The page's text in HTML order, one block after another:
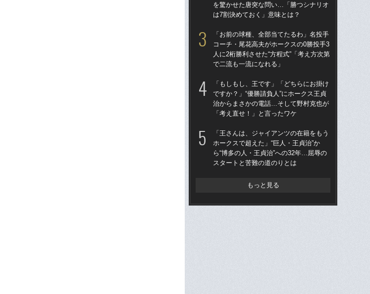
を驚かせた唐突な問い…「勝つシナリオ
は7割決めておく」意味とは？
「お前の球種、全部当てたるわ」名投手
コーチ・尾花高夫がホークスの0勝投手3
人に2桁勝利させた“方程式”「考え方次第
で二流も一流になれる」
「もしもし、王です」「どちらにお掛け
ですか？」“優勝請負人”にホークス王貞
治からまさかの電話…そして野村克也が
「考え直せ！」と言ったワケ
「王さんは、ジャイアンツの在籍をもう
ホークスで超えた」“巨人・王貞治”か
ら“博多の人・王貞治”への32年…屈辱の
スタートと苦難の道のりとは
もっと見る